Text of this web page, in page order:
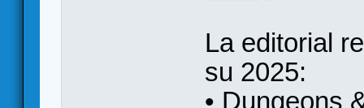
La editorial
su 2025:
• Dungeons